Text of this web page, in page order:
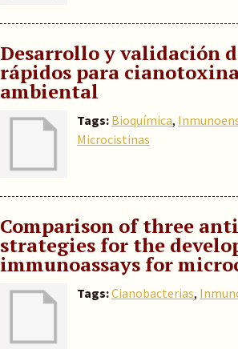
Desarrollo y validación
rápidos para
ambiental
Tags: Bioquímica,
Microcistinas
Comparison of three
strategies for the
immunoassays for
Tags:Cianobacterias,